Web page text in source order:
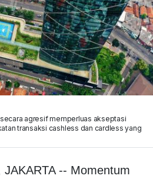
agresif memperluas akseptasi
transaksi cashless dan cardless yang
-- Momentum